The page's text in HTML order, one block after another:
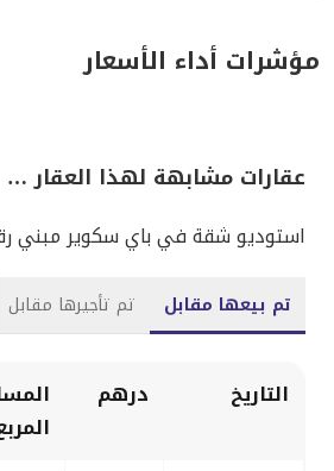
مؤشرات أداء الأسعار
عقارات مشابهة لهذا العقار …
استوديو شقة في باي سكوير مبني
تم بيعها مقابل تم تأجيرها مقابل
التاريخ درهم